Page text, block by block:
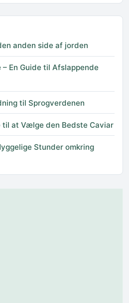
anden side af jorden
En Guide til Afslappende
til Sprogverdenen
til at Vælge den Bedste Caviar
Stunder omkring